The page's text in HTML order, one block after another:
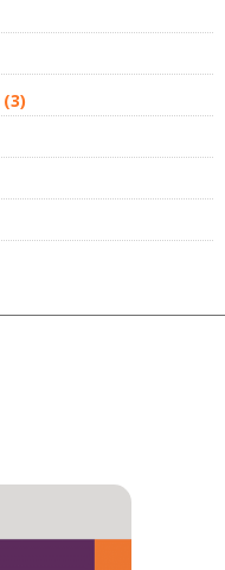
(3)